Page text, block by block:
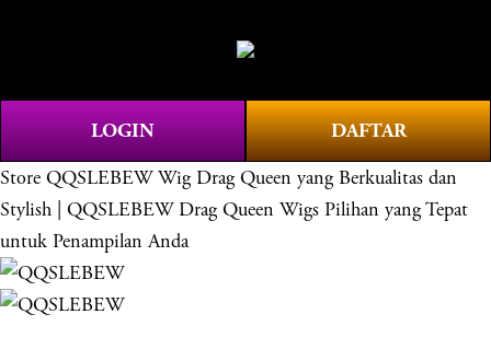
e
n
u
LOGIN DAFTAR
Store QQSLEBEW Wig Drag Queen yang Berkualitas dan
Stylish | QQSLEBEW Drag Queen Wigs Pilihan yang Tepat
untuk Penampilan Anda